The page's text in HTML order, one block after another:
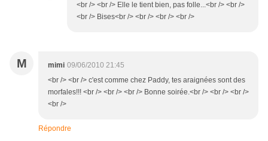
<br /> <br /> Elle le tient bien, pas folle...<br /> <br />
<br /> Bises<br /> <br /> <br /> <br />
M mimi 09/06/2010 21:45
<br /> <br /> c'est comme chez Paddy, tes araignées sont des
morfales!!! <br /> <br /> <br /> Bonne soirée.<br /> <br /> <br />
<br />
Répondre